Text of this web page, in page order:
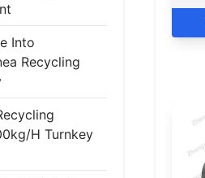
Into
Recycling
h Turnkey